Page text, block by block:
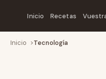
Inicio Recetas
Inicio Tecnología